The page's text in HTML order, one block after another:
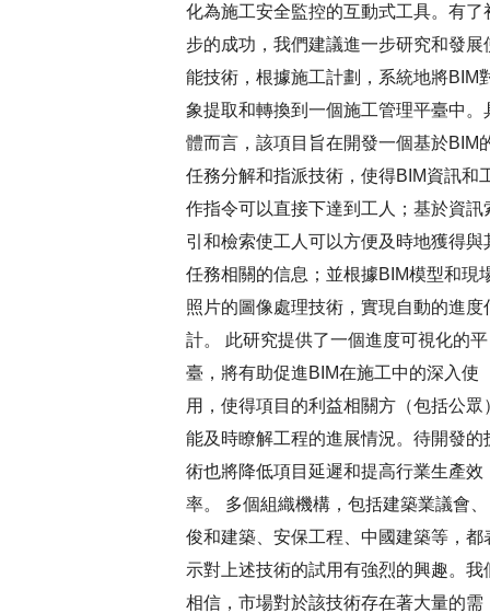
化為施工安全監控的互動式工具。有了
步的成功，我們建議進一步研究和發展
能技術，根據施工計劃，系統地將BIM
象提取和轉換到一個施工管理平臺中。
體而言，該項目旨在開發一個基於BIM
任務分解和指派技術，使得BIM資訊和
作指令可以直接下達到工人；基於資訊
引和檢索使工人可以方便及時地獲得與
任務相關的信息；並根據BIM模型和現
照片的圖像處理技術，實現自動的進度
計。 此研究提供了一個進度可視化的平
臺，將有助促進BIM在施工中的深入使
用，使得項目的利益相關方（包括公眾
能及時瞭解工程的進展情況。待開發的
術也將降低項目延遲和提高行業生產效
率。 多個組織機構，包括建築業議會、
俊和建築、安保工程、中國建築等，都
示對上述技術的試用有強烈的興趣。我
相信，市場對於該技術存在著大量的需